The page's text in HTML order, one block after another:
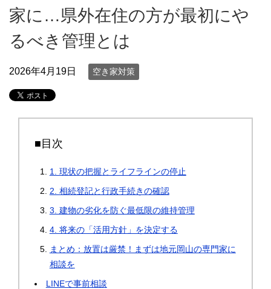
家に…県外在住の方が最初にや
るべき管理とは
2026年4月19日 空き家対策
■目次
1. 現状の把握とライフラインの停止
2. 相続登記と行政手続きの確認
3. 建物の劣化を防ぐ最低限の維持管理
4. 将来の「活用方針」を決定する
まとめ：放置は厳禁！まずは地元岡山の専門家に
相談を
LINEで事前相談